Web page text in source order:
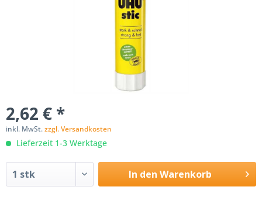
2,62 € *
inkl. MwSt.zzgl. Versandkosten
Lieferzeit 1-3 Werktage
In den Warenkorb